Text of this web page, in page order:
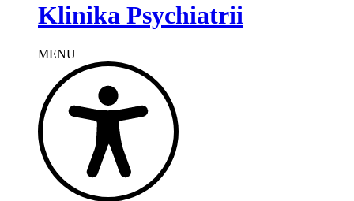
Klinika Psychiatrii
MENU